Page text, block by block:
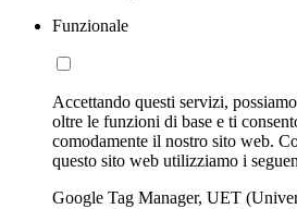
Funzionale
Accettando questi servizi,
oltre le funzioni di base e ti
comodamente il nostro sito web.
questo sito web utilizziamo i
Google Tag Manager, UET